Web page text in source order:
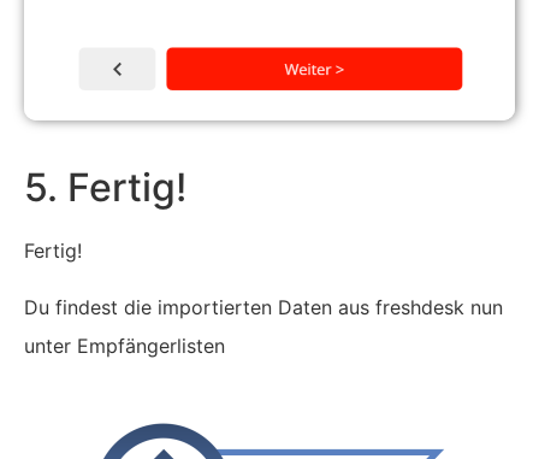
5. Fertig!
Fertig!
Du findest die importierten Daten aus freshdesk nun
unter Empfängerlisten